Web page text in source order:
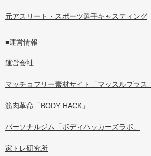
元アスリート・スポーツ選手キャスティング
■運営情報
運営会社
マッチョフリー素材サイト「マッスルプラス」
筋肉革命「BODY HACK」
パーソナルジム「ボディハッカーズラボ」
家トレ研究所